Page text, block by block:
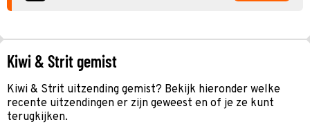
Kiwi & Strit gemist
Kiwi & Strit uitzending gemist? Bekijk hieronder welke
recente uitzendingen er zijn geweest en of je ze kunt
terugkijken.